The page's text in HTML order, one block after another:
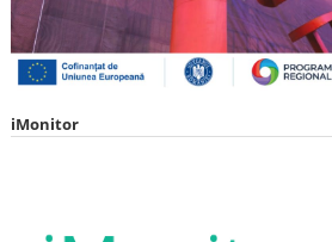
iMonitor